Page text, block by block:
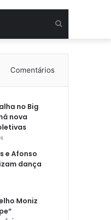
por
Comentários
no Big
nova
e Afonso
dança
Moniz